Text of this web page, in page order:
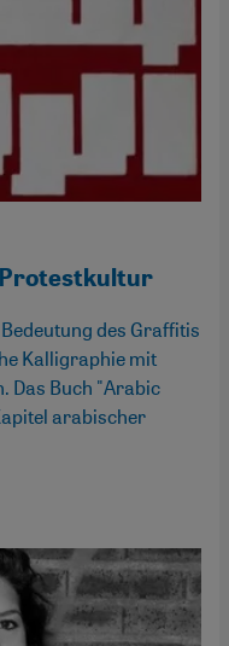
Protestkultur
des Graffitis
Kalligraphie mit
Das Buch "Arabic
arabischer